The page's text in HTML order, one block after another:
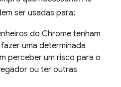
ser usadas para:
do Chrome tenham
uma determinada
perceber um risco para o
ou ter outras